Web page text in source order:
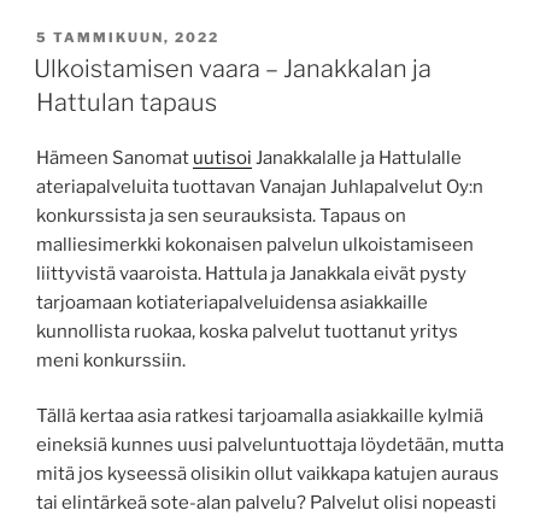
JULKAISTU
5 TAMMIKUUN, 2022
Ulkoistamisen vaara – Janakkalan ja
Hattulan tapaus
Hämeen Sanomat uutisoi Janakkalalle ja Hattulalle
ateriapalveluita tuottavan Vanajan Juhlapalvelut Oy:n
konkurssista ja sen seurauksista. Tapaus on
malliesimerkki kokonaisen palvelun ulkoistamiseen
liittyvistä vaaroista. Hattula ja Janakkala eivät pysty
tarjoamaan kotiateriapalveluidensa asiakkaille
kunnollista ruokaa, koska palvelut tuottanut yritys
meni konkurssiin.
Tällä kertaa asia ratkesi tarjoamalla asiakkaille kylmiä
eineksiä kunnes uusi palveluntuottaja löydetään, mutta
mitä jos kyseessä olisikin ollut vaikkapa katujen auraus
tai elintärkeä sote-alan palvelu? Palvelut olisi nopeasti